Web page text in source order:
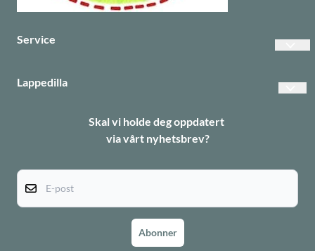
Service
Informasjonskapsler
Lappedilla
Skal vi holde deg oppdatert
via vårt nyhetsbrev?
Abonner